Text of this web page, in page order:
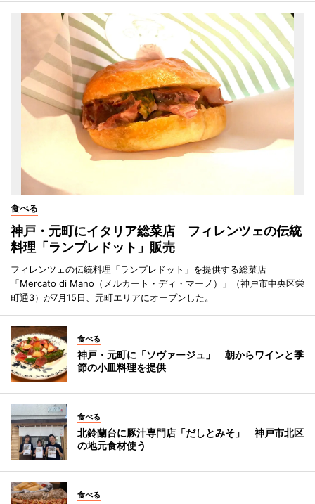
食べる
神戸・元町にイタリア総菜店 フィレンツェの伝統
料理「ランプレドット」販売
フィレンツェの伝統料理「ランプレドット」を提供する総菜店
「Mercato di Mano（メルカート・ディ・マーノ）」（神戸市中央区栄
町通3）が7月15日、元町エリアにオープンした。
食べる
神戸・元町に「ソヴァージュ」 朝からワインと季
節の小皿料理を提供
食べる
北鈴蘭台に豚汁専門店「だしとみそ」 神戸市北区
の地元食材使う
食べる